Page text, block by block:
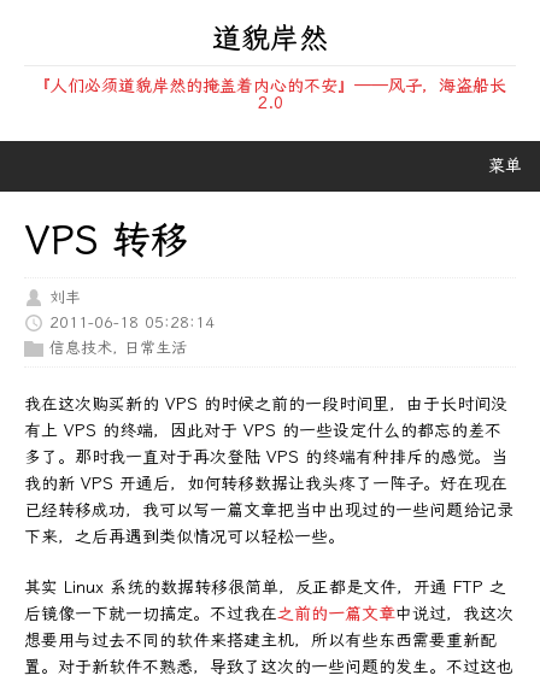
道貌岸然
『人们必须道貌岸然的掩盖着内心的不安』——风子，海盗船长
2.0
菜单
VPS 转移
刘丰
2011-06-18 05:28:14
信息技术, 日常生活
我在这次购买新的 VPS 的时候之前的一段时间里，由于长时间没
有上 VPS 的终端，因此对于 VPS 的一些设定什么的都忘的差不
多了。那时我一直对于再次登陆 VPS 的终端有种排斥的感觉。当
我的新 VPS 开通后，如何转移数据让我头疼了一阵子。好在现在
已经转移成功，我可以写一篇文章把当中出现过的一些问题给记录
下来，之后再遇到类似情况可以轻松一些。
其实 Linux 系统的数据转移很简单，反正都是文件，开通 FTP 之
后镜像一下就一切搞定。不过我在之前的一篇文章中说过，我这次
想要用与过去不同的软件来搭建主机，所以有些东西需要重新配
置。对于新软件不熟悉，导致了这次的一些问题的发生。不过这也